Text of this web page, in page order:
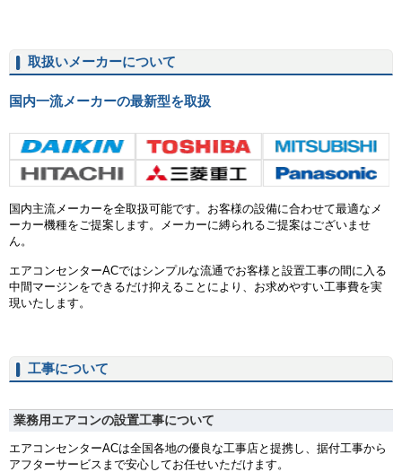
取扱いメーカーについて
国内一流メーカーの最新型を取扱
ダイキン 東芝
日立 三菱重工
国内主流メーカーを全取扱可能です。お客様の設備に合わせて最適なメ
ーカー機種をご提案します。メーカーに縛られるご提案はございませ
ん。
エアコンセンターACではシンプルな流通でお客様と設置工事の間に入る
中間マージンをできるだけ抑えることにより、お求めやすい工事費を実
現いたします。
工事について
業務用エアコンの設置工事について
エアコンセンターACは全国各地の優良な工事店と提携し、据付工事から
アフターサービスまで安心してお任せいただけます。